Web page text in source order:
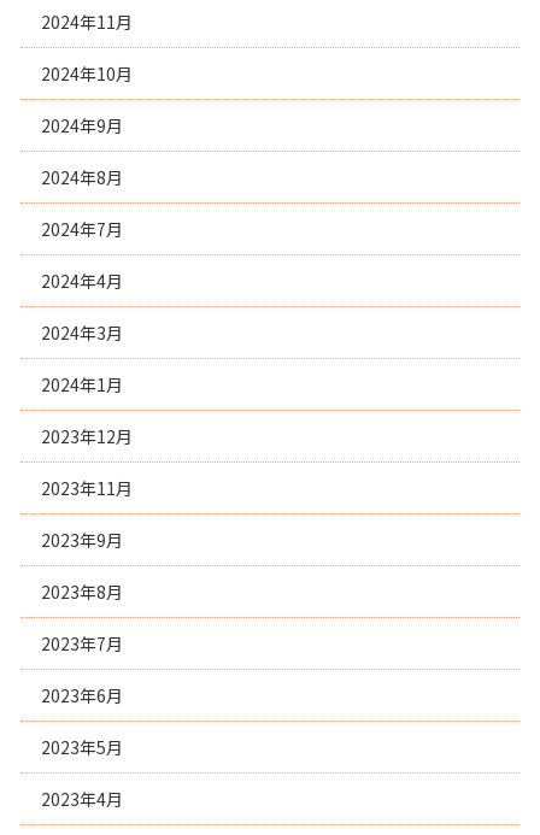
2024年11月
2024年10月
2024年9月
2024年8月
2024年7月
2024年4月
2024年3月
2024年1月
2023年12月
2023年11月
2023年9月
2023年8月
2023年7月
2023年6月
2023年5月
2023年4月